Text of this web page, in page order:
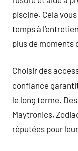
piscine. Cela
temps à
plus de moments
Choisir des
confiance
le long terme.
Maytronics,
réputées pour